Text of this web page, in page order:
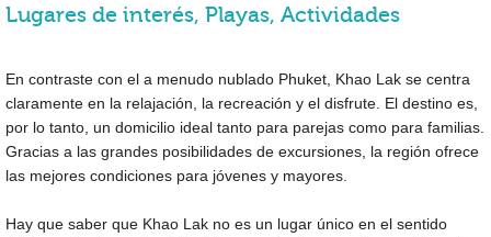
Lugares de interés, Playas, Actividades
En contraste con el a menudo nublado Phuket, Khao Lak se centra
claramente en la relajación, la recreación y el disfrute. El destino es,
por lo tanto, un domicilio ideal tanto para parejas como para familias.
Gracias a las grandes posibilidades de excursiones, la región ofrece
las mejores condiciones para jóvenes y mayores.
Hay que saber que Khao Lak no es un lugar único en el sentido